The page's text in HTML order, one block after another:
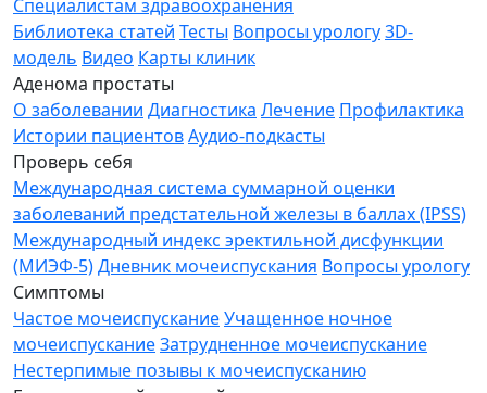
Специалистам здравоохранения
Библиотека статей Тесты Вопросы урологу3D-
модель Видео Карты клиник
Аденома простаты
О заболевании Диагностика Лечение Профилактика
Истории пациентовАудио-подкасты
Проверь себя
Международная система суммарной оценки
заболеваний предстательной железы в баллах (IPSS)
Международный индекс эректильной дисфункции
(МИЭФ-5)Дневник мочеиспускания Вопросы урологу
Симптомы
Частое мочеиспусканиеУчащенное ночное
мочеиспусканиеЗатрудненное мочеиспускание
Нестерпимые позывы к мочеиспусканию